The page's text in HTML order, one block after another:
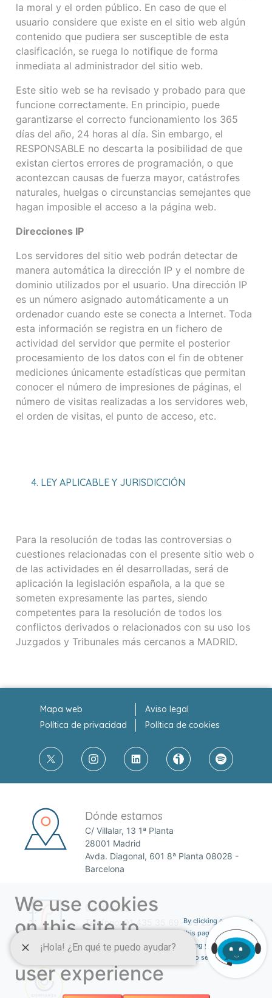
la moral y el orden público. En caso de que el
usuario considere que existe en el sitio web algún
contenido que pudiera ser susceptible de esta
clasificación, se ruega lo notifique de forma
inmediata al administrador del sitio web.
Este sitio web se ha revisado y probado para que
funcione correctamente. En principio, puede
garantizarse el correcto funcionamiento los 365
días del año, 24 horas al día. Sin embargo, el
RESPONSABLE no descarta la posibilidad de que
existan ciertos errores de programación, o que
acontezcan causas de fuerza mayor, catástrofes
naturales, huelgas o circunstancias semejantes que
hagan imposible el acceso a la página web.
Direcciones IP
Los servidores del sitio web podrán detectar de
manera automática la dirección IP y el nombre de
dominio utilizados por el usuario. Una dirección IP
es un número asignado automáticamente a un
ordenador cuando este se conecta a Internet. Toda
esta información se registra en un fichero de
actividad del servidor que permite el posterior
procesamiento de los datos con el fin de obtener
mediciones únicamente estadísticas que permitan
conocer el número de impresiones de páginas, el
número de visitas realizadas a los servidores web,
el orden de visitas, el punto de acceso, etc.
4. LEY APLICABLE Y JURISDICCIÓN
Para la resolución de todas las controversias o
cuestiones relacionadas con el presente sitio web o
de las actividades en él desarrolladas, será de
aplicación la legislación española, a la que se
someten expresamente las partes, siendo
competentes para la resolución de todos los
conflictos derivados o relacionados con su uso los
Juzgados y Tribunales más cercanos a MADRID.
Mapa web
Aviso legal
Política de privacidad
Política de cookies
Dónde estamos
C/ Villalar, 13 1ª Planta
28001 Madrid
Avda. Diagonal, 601 8ª Planta 08028 -
Barcelona
Contacto
Teléfono:91 435 35 69 -93 255 61 47
We use cookies
on this site to
enhance your
user experience
By clicking any link on
this page you are
giving your consent for
us to set cookies.